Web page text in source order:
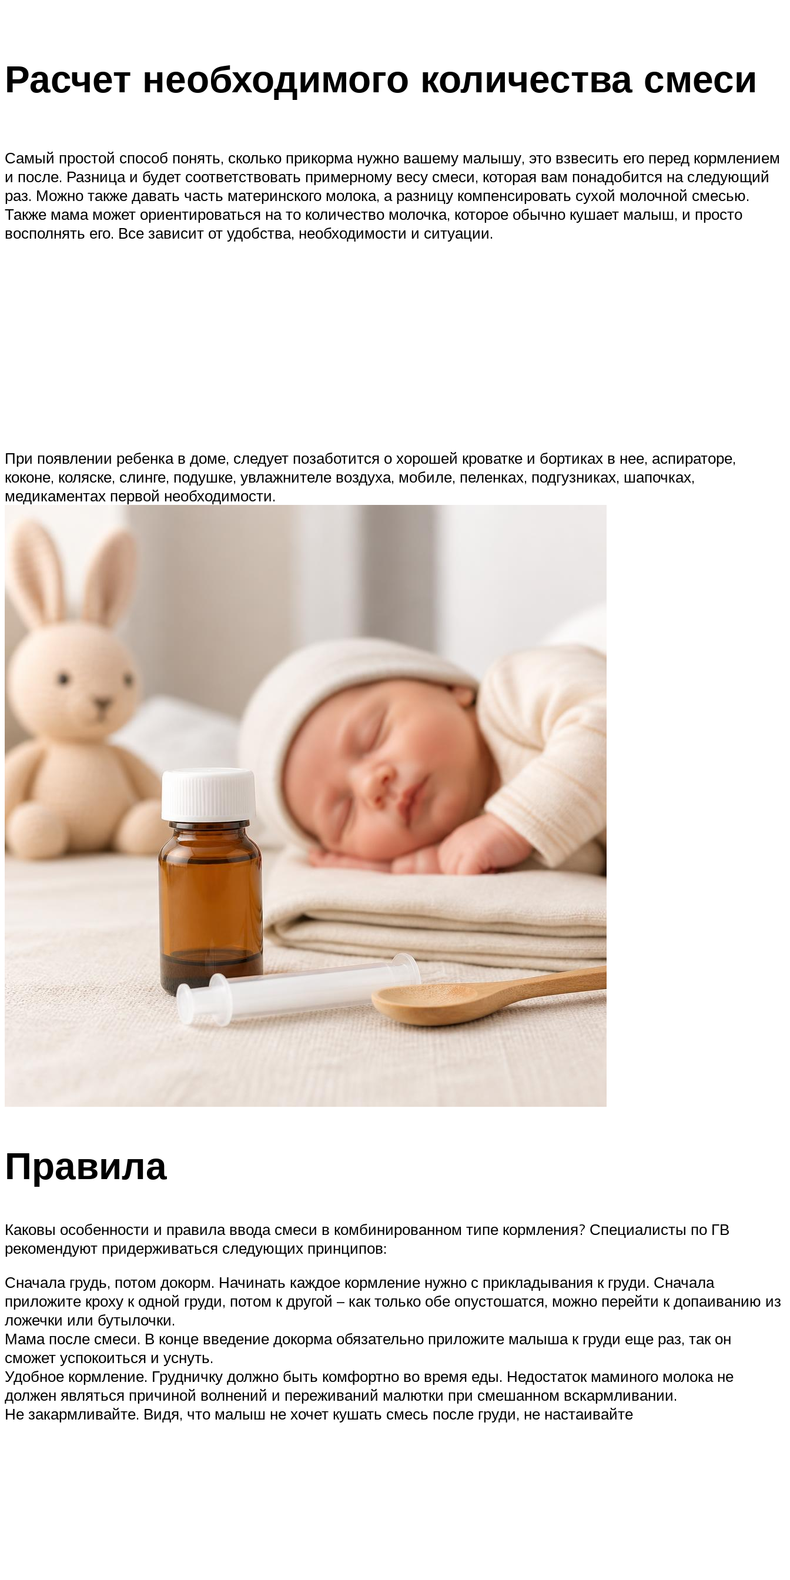
Расчет необходимого количества смеси
Самый простой способ понять, сколько прикорма нужно вашему малышу, это взвесить его перед кормлением
и после. Разница и будет соответствовать примерному весу смеси, которая вам понадобится на следующий
раз. Можно также давать часть материнского молока, а разницу компенсировать сухой молочной смесью.
Также мама может ориентироваться на то количество молочка, которое обычно кушает малыш, и просто
восполнять его. Все зависит от удобства, необходимости и ситуации.
При появлении ребенка в доме, следует позаботится о хорошей кроватке и бортиках в нее, аспираторе,
коконе, коляске, слинге, подушке, увлажнителе воздуха, мобиле, пеленках, подгузниках, шапочках,
медикаментах первой необходимости.
Правила
Каковы особенности и правила ввода смеси в комбинированном типе кормления? Специалисты по ГВ
рекомендуют придерживаться следующих принципов:
Сначала грудь, потом докорм. Начинать каждое кормление нужно с прикладывания к груди. Сначала
приложите кроху к одной груди, потом к другой – как только обе опустошатся, можно перейти к допаиванию из
ложечки или бутылочки.
Мама после смеси. В конце введение докорма обязательно приложите малыша к груди еще раз, так он
сможет успокоиться и уснуть.
Удобное кормление. Грудничку должно быть комфортно во время еды. Недостаток маминого молока не
должен являться причиной волнений и переживаний малютки при смешанном вскармливании.
Не закармливайте. Видя, что малыш не хочет кушать смесь после груди, не настаивайте